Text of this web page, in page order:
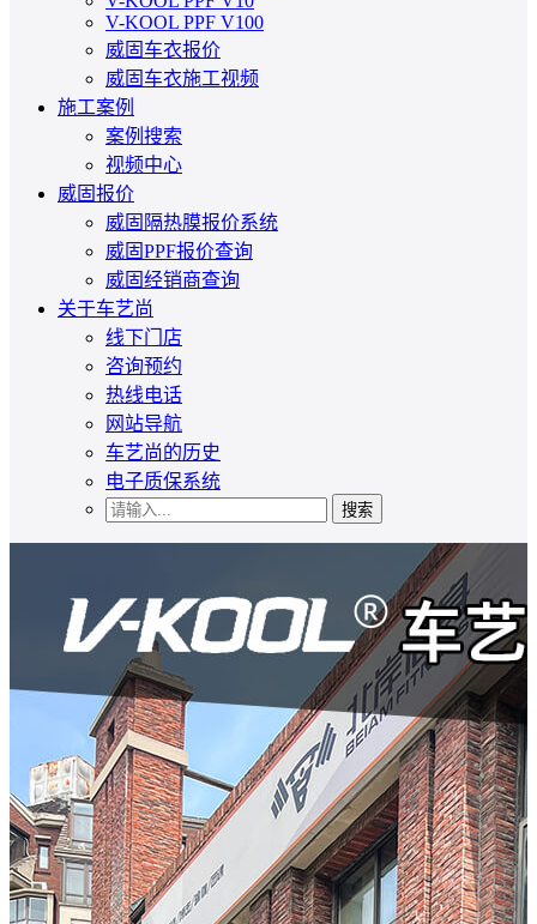
V-KOOL PPF V100
威固车衣报价
威固车衣施工视频
施工案例
案例搜索
视频中心
威固报价
威固隔热膜报价系统
威固PPF报价查询
威固经销商查询
关于车艺尚
线下门店
咨询预约
热线电话
网站导航
车艺尚的历史
电子质保系统
搜索